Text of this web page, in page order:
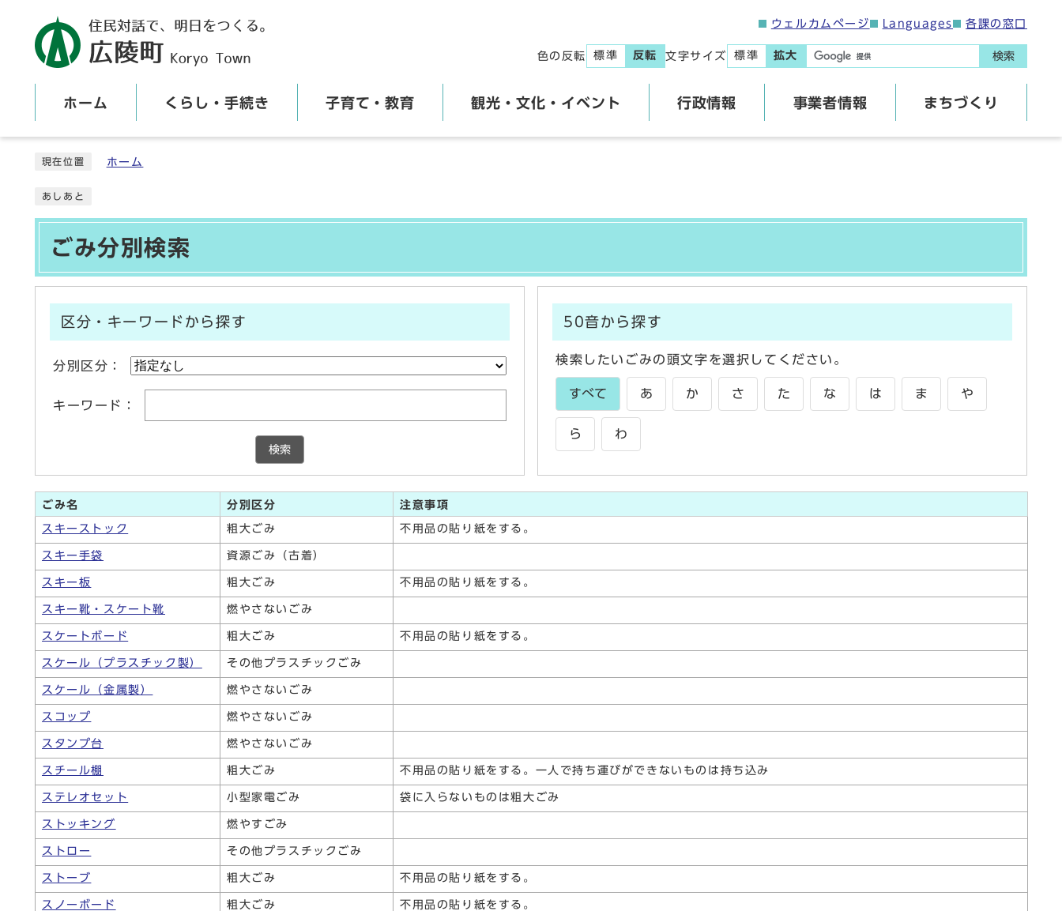
ウェルカムページ Languages 各課の窓口
色の反転 標準 反転 文字サイズ 標準 拡大 検索
ホーム くらし・手続き 子育て・教育 観光・文化・イベント 行政情報 事業者情報 まちづくり
現在位置 ホーム
あしあと
ごみ分別検索
区分・キーワードから探す
分別区分：
キーワード：
検索
50音から探す
検索したいごみの頭文字を選択してください。
すべて あ か さ た な は ま や
ら わ
ごみ一覧
ごみ名 分別区分 注意事項
スキーストック 粗大ごみ 不用品の貼り紙をする。
スキー手袋 資源ごみ（古着）
スキー板 粗大ごみ 不用品の貼り紙をする。
スキー靴・スケート靴 燃やさないごみ
スケートボード 粗大ごみ 不用品の貼り紙をする。
スケール（プラスチック製） その他プラスチックごみ
スケール（金属製） 燃やさないごみ
スコップ 燃やさないごみ
スタンプ台 燃やさないごみ
スチール棚 粗大ごみ 不用品の貼り紙をする。一人で持ち運びができないものは持ち込み
ステレオセット 小型家電ごみ 袋に入らないものは粗大ごみ
ストッキング 燃やすごみ
ストロー その他プラスチックごみ
ストーブ 粗大ごみ 不用品の貼り紙をする。
スノーボード 粗大ごみ 不用品の貼り紙をする。